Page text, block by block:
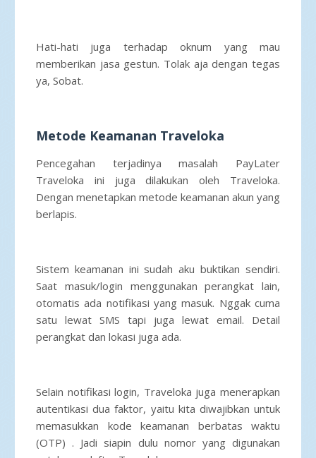
Hati-hati juga terhadap oknum yang mau
memberikan jasa gestun. Tolak aja dengan tegas
ya, Sobat.
Metode Keamanan Traveloka
Pencegahan terjadinya masalah PayLater
Traveloka ini juga dilakukan oleh Traveloka.
Dengan menetapkan metode keamanan akun yang
berlapis.
Sistem keamanan ini sudah aku buktikan sendiri.
Saat masuk/login menggunakan perangkat lain,
otomatis ada notifikasi yang masuk. Nggak cuma
satu lewat SMS tapi juga lewat email. Detail
perangkat dan lokasi juga ada.
Selain notifikasi login, Traveloka juga menerapkan
autentikasi dua faktor, yaitu kita diwajibkan untuk
memasukkan kode keamanan berbatas waktu
(OTP) . Jadi siapin dulu nomor yang digunakan